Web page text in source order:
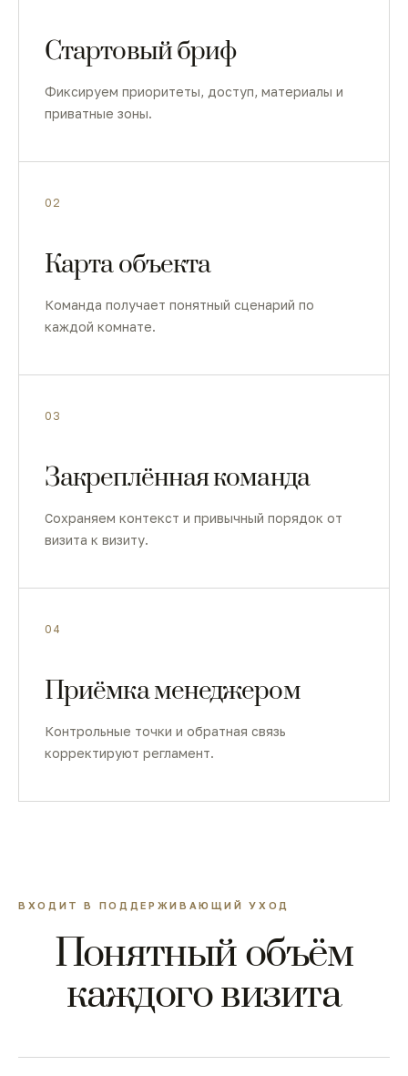
Стартовый бриф
Фиксируем приоритеты, доступ, материалы и
приватные зоны.
02
Карта объекта
Команда получает понятный сценарий по
каждой комнате.
03
Закреплённая команда
Сохраняем контекст и привычный порядок от
визита к визиту.
04
Приёмка менеджером
Контрольные точки и обратная связь
корректируют регламент.
ВХОДИТ В ПОДДЕРЖИВАЮЩИЙ УХОД
Понятный объём
каждого визита